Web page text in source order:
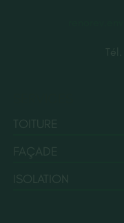
Tél. :
TOITURE
FAÇADE
ISOLATION